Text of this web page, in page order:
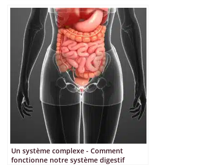
Un système complexe - Comment
fonctionne notre système digestif